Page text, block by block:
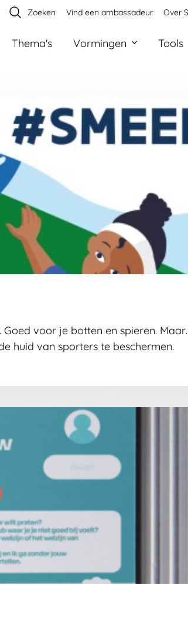
Thema's Vormingen Tools
Zoeken Vind een ambassadeur Over
voor je botten en spieren.
huid van sporters te beschermen.